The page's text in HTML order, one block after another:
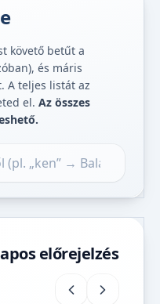
követő betűt a
és máris
A teljes listát az
el. Az összes
előrejelzés